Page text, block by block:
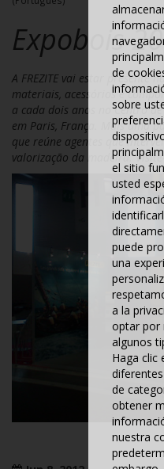
Expobois
A FREZITE vai estar presente
materiais, acessórios e
a cada dois anos no Centro
em Paris, França. Mais uma
que reúne agentes que
valorização da madeira.
de
sobre
el sitio
usted
puede
una
a la
optar por
algunos
Haga clic
de
obtener
nuestra